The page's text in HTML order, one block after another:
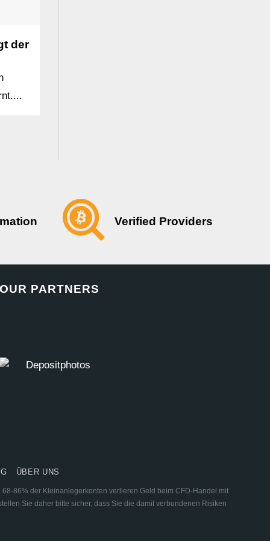
der
Verified Providers
OUR PARTNERS
ÜBER UNS
86% der Kleinanlegerkonten verlieren Geld beim CFD-Handel mit
Sie daher bitte sicher, dass Sie die damit verbundenen Risiken